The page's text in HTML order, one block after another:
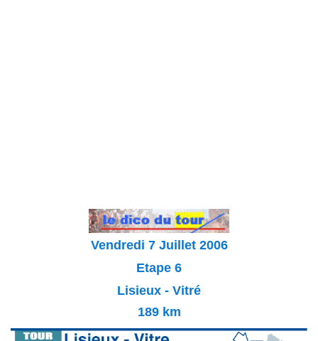
Vendredi 7 Juillet 2006
Etape 6
Lisieux - Vitré
189 km